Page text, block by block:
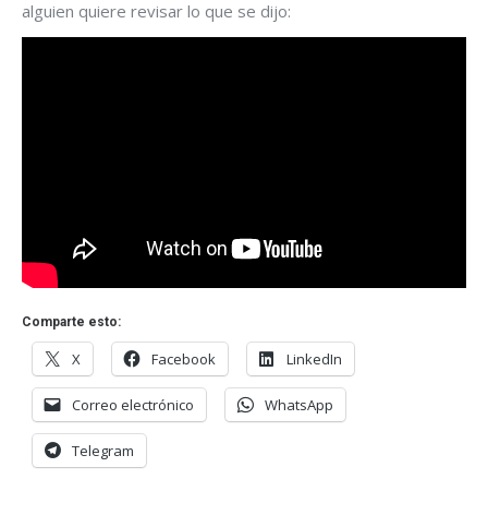
alguien quiere revisar lo que se dijo:
Comparte esto:
X Facebook LinkedIn
Correo electrónico WhatsApp
Telegram